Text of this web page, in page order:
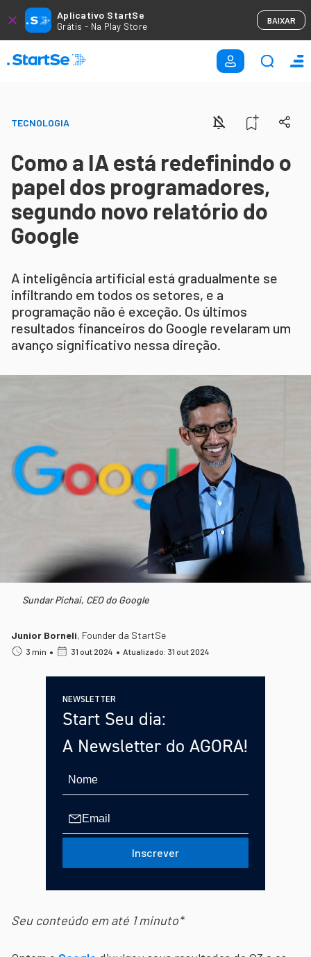
Aplicativo StartSe
Grátis - Na Play Store
BAIXAR
TECNOLOGIA
Como a IA está redefinindo o
papel dos programadores,
segundo novo relatório do
Google
A inteligência artificial está gradualmente se
infiltrando em todos os setores, e a
programação não é exceção. Os últimos
resultados financeiros do Google revelaram um
avanço significativo nessa direção.
Sundar Pichai, CEO do Google
Junior Borneli, Founder da StartSe
3 min • 31 out 2024 • Atualizado: 31 out 2024
NEWSLETTER
Start Seu dia:
A Newsletter do AGORA!
Inscrever
Seu conteúdo em até 1 minuto*